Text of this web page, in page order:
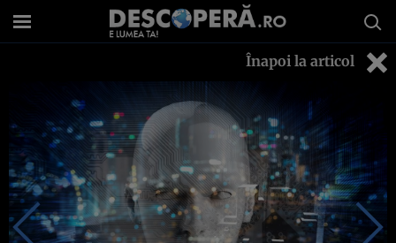
Înapoi la articol